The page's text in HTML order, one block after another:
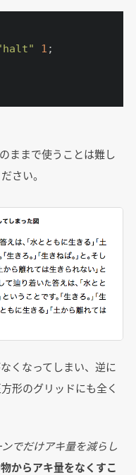
1 ;
ままで使うことは難し
さい。
くなってしまい、逆に
形のグリッドにも全く
でだけアキ量を減らし
からアキ量をなくすこ